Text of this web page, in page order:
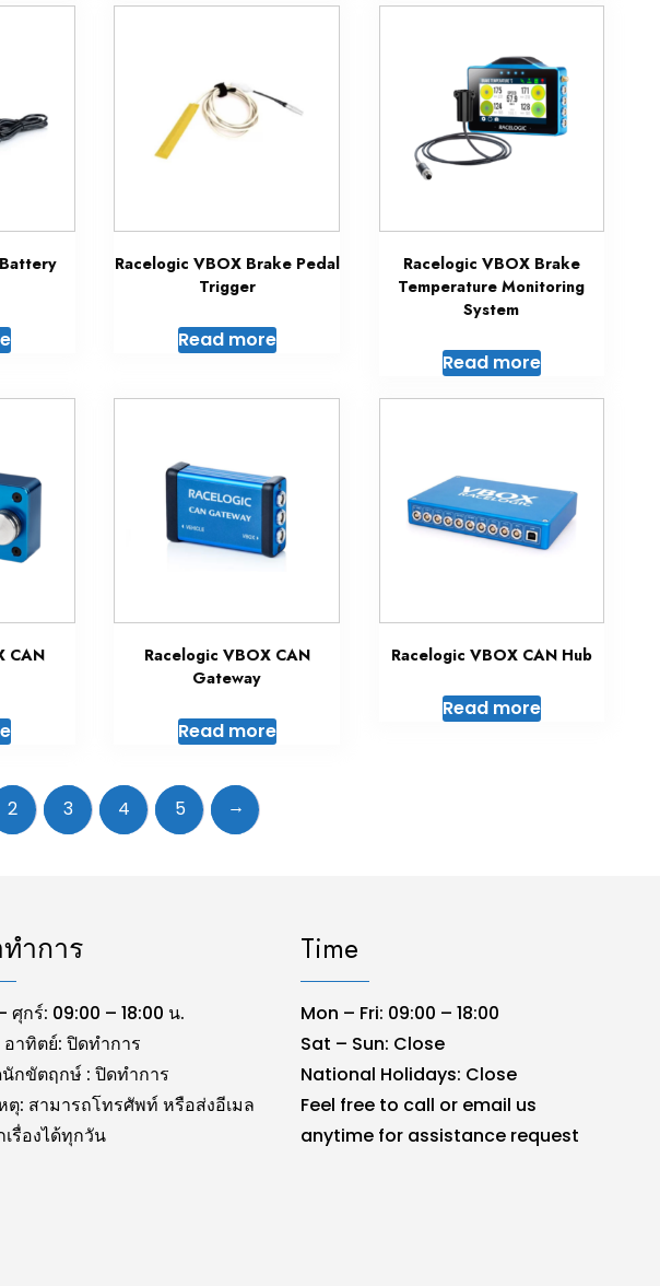
Racelogic VBOX Brake Pedal
Trigger
Read more
Racelogic VBOX Brake
Temperature Monitoring
System
Read more
CAN
Racelogic VBOX CAN
Gateway
Read more
Racelogic VBOX CAN Hub
Read more
2 3 4 5 →
ทำการ
ศุกร์: 09:00 – 18:00 น.
อาทิตย์: ปิดทำการ
กขัตฤกษ์ : ปิดทำการ
ตุ: สามารถโทรศัพท์ หรือส่งอีเมล
เรื่องได้ทุกวัน
Time
Mon – Fri: 09:00 – 18:00
Sat – Sun: Close
National Holidays: Close
Feel free to call or email us
anytime for assistance request